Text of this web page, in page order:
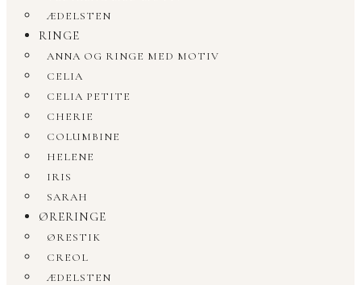
ÆDELSTEN
RINGE
ANNA OG RINGE MED MOTIV
CELIA
CELIA PETITE
CHERIE
COLUMBINE
HELENE
IRIS
SARAH
ØRERINGE
ØRESTIK
CREOL
ÆDELSTEN